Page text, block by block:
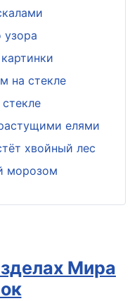
узора
на стекле
елями
хвойный лес
морозом
Мира